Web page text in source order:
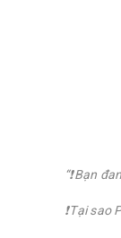
“❗️Bạn
❗️Tại